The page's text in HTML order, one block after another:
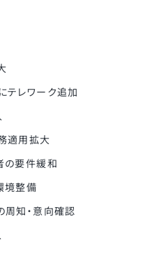
テレワーク追加
適用拡大
の要件緩和
境整備
知・意向確認